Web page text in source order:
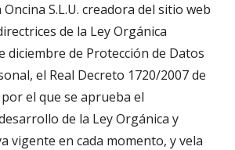
S.L.U. creadora del sitio web
de la Ley Orgánica
diciembre de Protección de Datos
el Real Decreto 1720/2007 de
el que se aprueba el
de la Ley Orgánica y
vigente en cada momento, y vela